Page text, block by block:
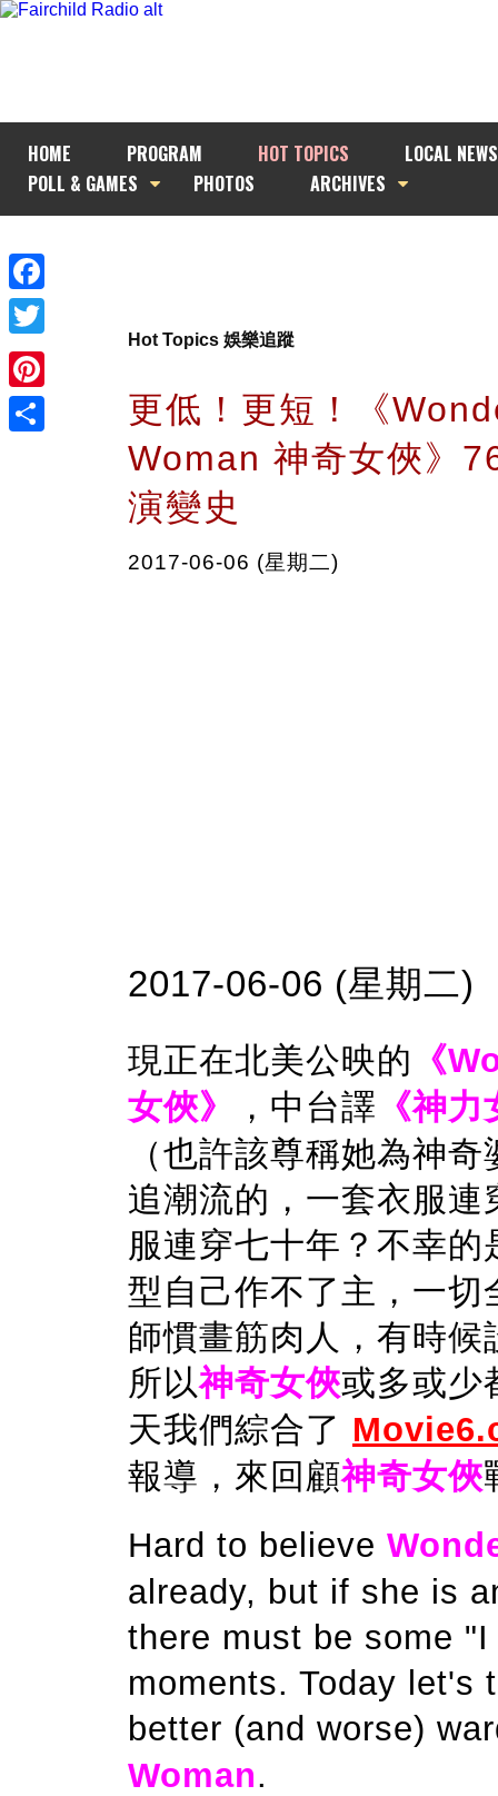
HOME PROGRAM HOT TOPICS
LOCAL NEWS
POLL & GAMES
PHOTOS ARCHIVES
Facebook
Twitter
Pinterest
Hot Topics 娛樂追蹤
更低！更短！《
Woman 神奇女俠》
演變史
2017-06-06 (星期二)
2017-06-06 (星期二)
現正在北美公映的 《
女俠》
，中台譯 《神
（也許該尊稱她為神
追潮流的，一套衣服
服連穿七十年？不幸的
型自己作不了主，一
師慣畫筋肉人，有時
所以神奇女俠或多或少
天我們綜合了
報導，來回顧神奇女俠
Hard to believe
already, but if she is
there must be some
moments. Today let's
better (and worse)
Woman.